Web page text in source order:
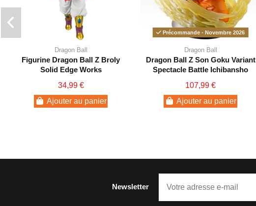
Dragon Ball
Figurine Dragon Ball Z Broly
Solid Edge Works
34,99 €
Ajouter au panier
Précommande - Novembre 2026
Dragon Ball
Dragon Ball Z Son Goku Variant
Spectacle Battle Ichibansho
107,99 €
Ajouter au panier
Newsletter